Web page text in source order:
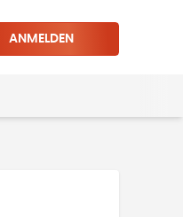
ANMELDEN